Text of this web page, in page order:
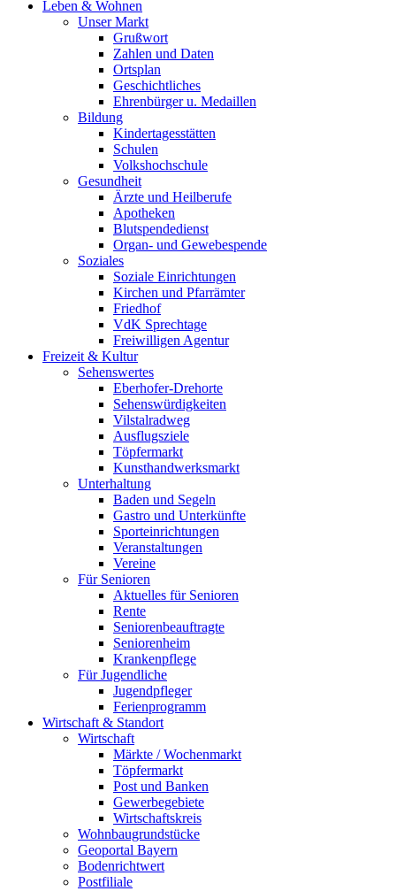
Leben & Wohnen
Unser Markt
Grußwort
Zahlen und Daten
Ortsplan
Geschichtliches
Ehrenbürger u. Medaillen
Bildung
Kindertagesstätten
Schulen
Volkshochschule
Gesundheit
Ärzte und Heilberufe
Apotheken
Blutspendedienst
Organ- und Gewebespende
Soziales
Soziale Einrichtungen
Kirchen und Pfarrämter
Friedhof
VdK Sprechtage
Freiwilligen Agentur
Freizeit & Kultur
Sehenswertes
Eberhofer-Drehorte
Sehenswürdigkeiten
Vilstalradweg
Ausflugsziele
Töpfermarkt
Kunsthandwerksmarkt
Unterhaltung
Baden und Segeln
Gastro und Unterkünfte
Sporteinrichtungen
Veranstaltungen
Vereine
Für Senioren
Aktuelles für Senioren
Rente
Seniorenbeauftragte
Seniorenheim
Krankenpflege
Für Jugendliche
Jugendpfleger
Ferienprogramm
Wirtschaft & Standort
Wirtschaft
Märkte / Wochenmarkt
Töpfermarkt
Post und Banken
Gewerbegebiete
Wirtschaftskreis
Wohnbaugrundstücke
Geoportal Bayern
Bodenrichtwert
Postfiliale